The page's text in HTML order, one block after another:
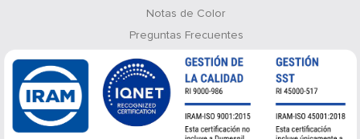
Notas de Color
Preguntas Frecuentes